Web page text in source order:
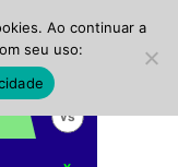
Ao continuar a
seu uso: